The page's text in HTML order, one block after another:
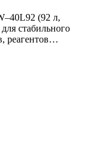
(92 л,
стабильного
реагентов…